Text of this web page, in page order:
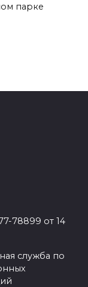
парке
78899 от 14
служба по